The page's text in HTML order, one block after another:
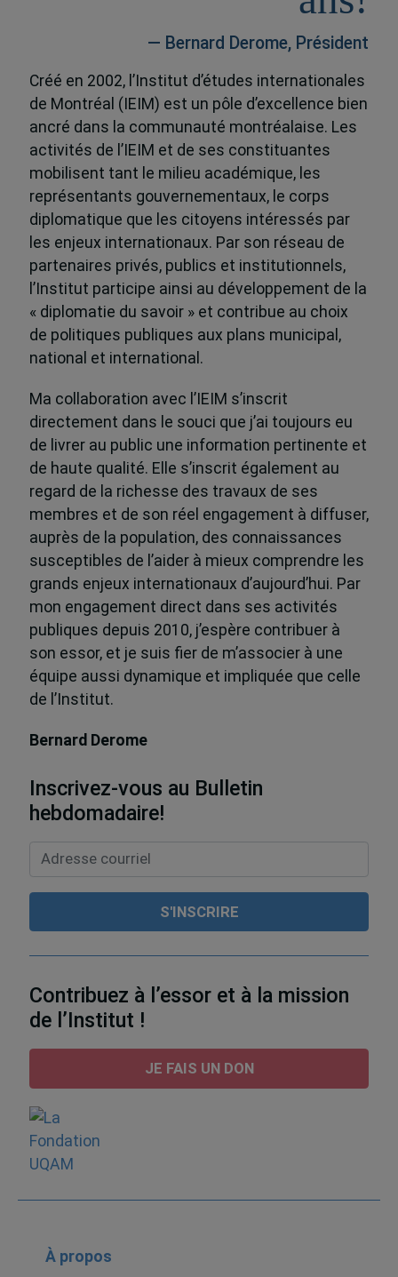
— Bernard Derome, Président
Créé en 2002, l’Institut d’études internationales
de Montréal (IEIM) est un pôle d’excellence bien
ancré dans la communauté montréalaise. Les
activités de l’IEIM et de ses constituantes
mobilisent tant le milieu académique, les
représentants gouvernementaux, le corps
diplomatique que les citoyens intéressés par
les enjeux internationaux. Par son réseau de
partenaires privés, publics et institutionnels,
l’Institut participe ainsi au développement de la
« diplomatie du savoir » et contribue au choix
de politiques publiques aux plans municipal,
national et international.
Ma collaboration avec l’IEIM s’inscrit
directement dans le souci que j’ai toujours eu
de livrer au public une information pertinente et
de haute qualité. Elle s’inscrit également au
regard de la richesse des travaux de ses
membres et de son réel engagement à diffuser,
auprès de la population, des connaissances
susceptibles de l’aider à mieux comprendre les
grands enjeux internationaux d’aujourd’hui. Par
mon engagement direct dans ses activités
publiques depuis 2010, j’espère contribuer à
son essor, et je suis fier de m’associer à une
équipe aussi dynamique et impliquée que celle
de l’Institut.
Bernard Derome
Inscrivez-vous au Bulletin
hebdomadaire!
Contribuez à l’essor et à la mission
de l’Institut !
JE FAIS UN DON
À propos